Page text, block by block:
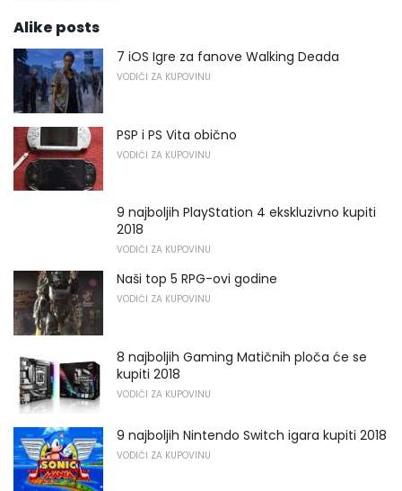
Alike posts
7 iOS Igre za fanove Walking Deada
VODIČI ZA KUPOVINU
PSP i PS Vita obično
VODIČI ZA KUPOVINU
9 najboljih PlayStation 4 ekskluzivno kupiti
2018
VODIČI ZA KUPOVINU
Naši top 5 RPG-ovi godine
VODIČI ZA KUPOVINU
8 najboljih Gaming Matičnih ploča će se
kupiti 2018
VODIČI ZA KUPOVINU
9 najboljih Nintendo Switch igara kupiti 2018
VODIČI ZA KUPOVINU